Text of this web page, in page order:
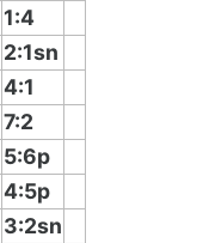
1:4
2:1sn
4:1
7:2
5:6p
4:5p
3:2sn